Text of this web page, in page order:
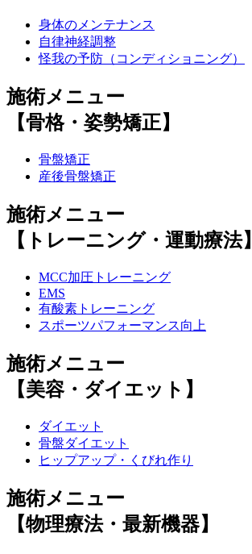
身体のメンテナンス
自律神経調整
怪我の予防（コンディショニング）
施術メニュー
【骨格・姿勢矯正】
骨盤矯正
産後骨盤矯正
施術メニュー
【トレーニング・運動療法】
MCC加圧トレーニング
EMS
有酸素トレーニング
スポーツパフォーマンス向上
施術メニュー
【美容・ダイエット】
ダイエット
骨盤ダイエット
ヒップアップ・くびれ作り
施術メニュー
【物理療法・最新機器】